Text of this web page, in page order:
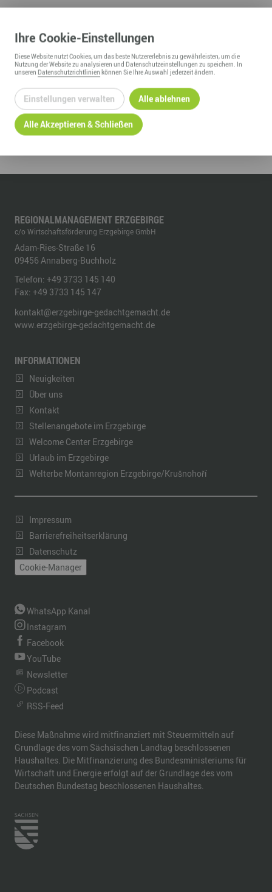
Links
zum vollständigen Artikel auf freiepresse.de
ZURÜCK ZUR ÜBERSICHT
REGIONALMANAGEMENT ERZGEBIRGE
c/o Wirtschaftsförderung Erzgebirge GmbH
Adam-Ries-Straße 16
09456 Annaberg-Buchholz
Telefon: +49 3733 145 140
Fax: +49 3733 145 147
kontakt@erzgebirge-gedachtgemacht.de
www.erzgebirge-gedachtgemacht.de
INFORMATIONEN
Neuigkeiten
Über uns
Kontakt
Stellenangebote im Erzgebirge
Welcome Center Erzgebirge
Urlaub im Erzgebirge
Welterbe Montanregion Erzgebirge/Krušnohoří
Impressum
Barrierefreiheitserklärung
Datenschutz
Cookie-Manager
WhatsApp Kanal
Instagram
Facebook
YouTube
Newsletter
Podcast
RSS-Feed
Diese Maßnahme wird mitfinanziert mit Steuermitteln auf
Grundlage des vom Sächsischen Landtag beschlossenen
Haushaltes. Die Mitfinanzierung des Bundesministeriums für
Wirtschaft und Energie erfolgt auf der Grundlage des vom
Deutschen Bundestag beschlossenen Haushaltes.
Ihre Cookie-Einstellungen
DieseWebsitenutzt Cookies, um das beste Nutzererlebnis zu gewährleisten, um die
Nutzung derWebsitezu analysieren und Datenschutzeinstellungen zu speichern. In
unseren Datenschutzrichtlinien können Sie Ihre Auswahl jederzeit ändern.
Einstellungen verwalten Alle ablehnen
Alle Akzeptieren & Schließen